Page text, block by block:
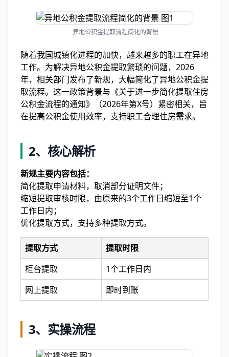
异地公积金提取流程简化的背景
随着我国城镇化进程的加快，越来越多的职工在异地
工作。为解决异地公积金提取繁琐的问题，2026
年，相关部门发布了新规，大幅简化了异地公积金提
取流程。这一政策背景与《关于进一步简化提取住房
公积金流程的通知》（2026年第X号）紧密相关，旨
在提高公积金使用效率，支持职工合理住房需求。
2、核心解析
新规主要内容包括：
简化提取申请材料，取消部分证明文件；
缩短提取审核时限，由原来的3个工作日缩短至1个
工作日内；
优化提取方式，支持多种提取方式。
提取方式
提取时限
柜台提取
1个工作日内
网上提取
即时到账
3、实操流程